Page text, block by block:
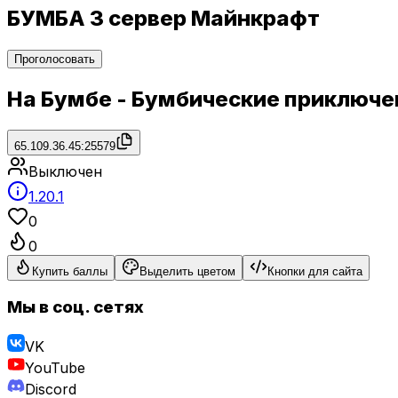
БУМБА 3 сервер Майнкрафт
Проголосовать
На Бумбе - Бумбические
65.109.36.45:25579
Выключен
1.20.1
0
0
Купить баллы Выделить цветом Кнопки для сайта
Мы в соц. сетях
VK
YouTube
Discord